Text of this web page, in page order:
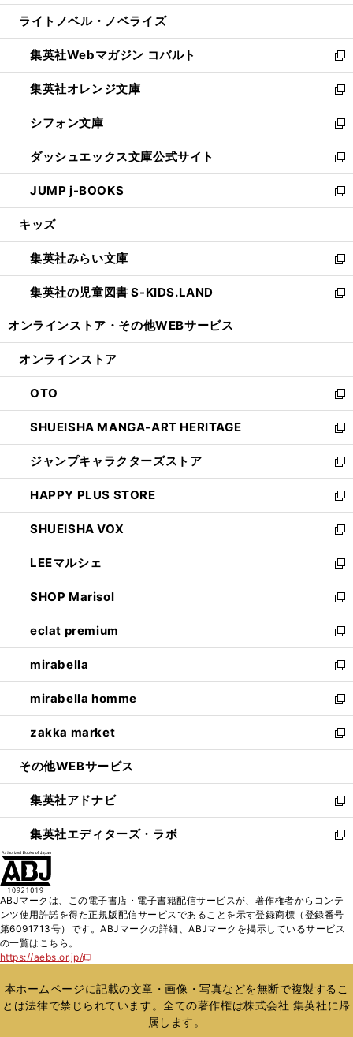
開
ウ
開
く
ン
ウ
で
開
く
ウ
ン
ド
ウ
で
開
く
し
ウ
ィ
ン
ド
ウ
で
開
く
ライトノベル・ノベライズ
集英社Webマガジン コバルト
新
し
い
ウ
ィ
ン
ド
ウ
で
開
集英社オレンジ文庫
新
し
い
ウ
ィ
ン
ド
ウ
開
く
シフォン文庫
新
し
い
ウ
ィ
ン
ウ
で
開
く
ダッシュエックス文庫公式サイト
新
し
い
ウ
ン
ド
ウ
で
JUMP j-BOOKS
新
し
ウ
ィ
ン
ド
開
キッズ
集英社みらい文庫
新
し
い
ン
ウ
で
開
く
集英社の児童図書 S-KIDS.LAND
新
ウ
ン
ド
ウ
で
開
く
オンラインストア・ その他WEBサービス
オンラインストア
OTO
新
し
い
ウ
ィ
ン
ド
ウ
で
開
く
SHUEISHA MANGA-ART HERITAGE
新
し
い
ウ
ィ
ン
ド
ウ
で
開
く
ジャンプキャラクターズストア
新
し
い
ウ
ィ
ン
ド
ウ
で
開
く
HAPPY PLUS STORE
新
し
い
ウ
ィ
ン
ド
ウ
で
開
く
SHUEISHA VOX
新
し
い
ウ
ィ
ン
ド
ウ
で
開
く
LEEマルシェ
新
し
い
ウ
ィ
ン
ド
ウ
で
開
く
SHOP Marisol
新
し
い
ウ
ィ
ン
ド
ウ
で
開
eclat premium
新
し
い
ウ
ィ
ン
ド
ウ
開
く
mirabella
新
し
い
ウ
ィ
ン
ウ
で
開
く
mirabella homme
新
し
い
ウ
ン
ド
ウ
で
zakka market
新
し
ウ
ィ
ン
ド
く
その他WEBサービス
集英社アドナビ
新
し
い
ド
ウ
で
集英社エディターズ・ラボ
新
ィ
ン
ド
開
く
ABJマークは、この電子書店・電子書籍配信サービスが、著作権者からコンテ
ンツ使用許諾を得た正規版配信サービスであることを示す登録商標（登録番号
第6091713号）です。ABJマークの詳細、ABJマークを掲示しているサービス
の一覧はこちら。
https://aebs.or.jp/
新
い
ウ
ィ
本ホームページに記載の文章・画像・写真などを無断で複製するこ
とは法律で禁じられています。全ての著作権は株式会社 集英社に帰
属します。